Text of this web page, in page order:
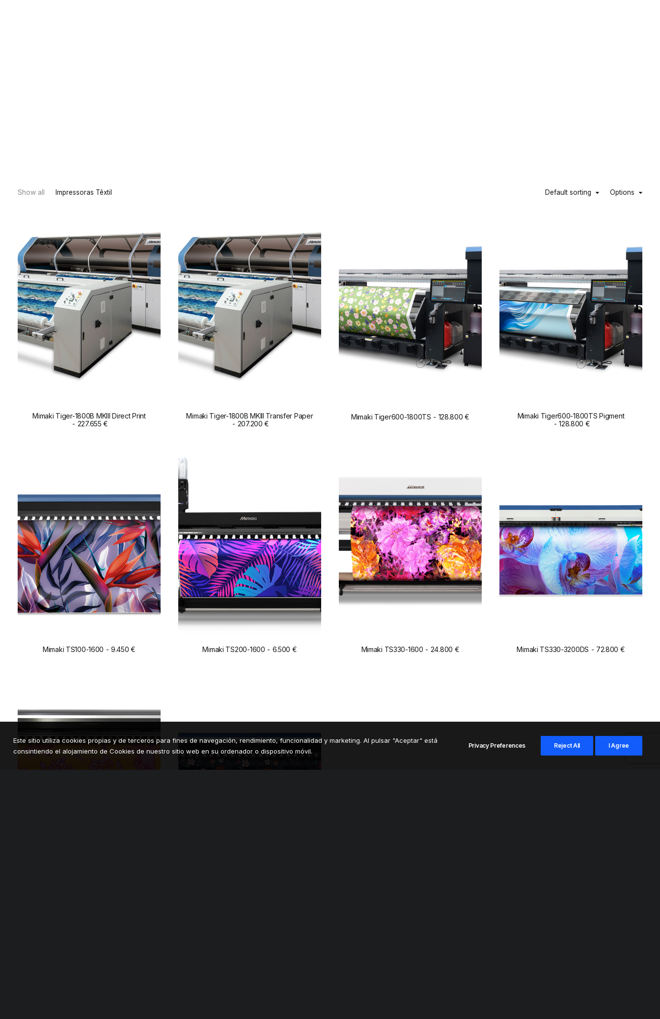
Show all Impressoras Têxtil Default sorting Options
ADD TO CART
Mimaki Tiger-1800B MKIII Direct Print
227.655€ ADD TO CART
Mimaki Tiger-1800B MKIII Transfer Paper
207.200€
Mimaki Tiger600-1800TS 128.800€
ADD TO CART
Mimaki Tiger600-1800TS Pigment
128.800 €
Mimaki TS100-1600 9.450€ Mimaki TS200-1600 6.500 € Mimaki TS330-1600 24.800 € Mimaki TS330-3200DS 72.800 €
Este sitio utiliza cookies propias y de terceros para fines de navegación, rendimiento, funcionalidad y marketing. Al pulsar "Aceptar" está
consintiendo el alojamiento de Cookies de nuestro sitio web en su ordenador o dispositivo móvil.
Privacy Preferences Reject All I Agree